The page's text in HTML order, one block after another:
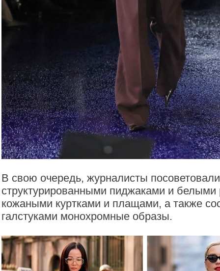
В свою очередь, журналисты посоветовали
структурированными пиджаками и
кожаными куртками и плащами, а также
галстуками монохромные образы.